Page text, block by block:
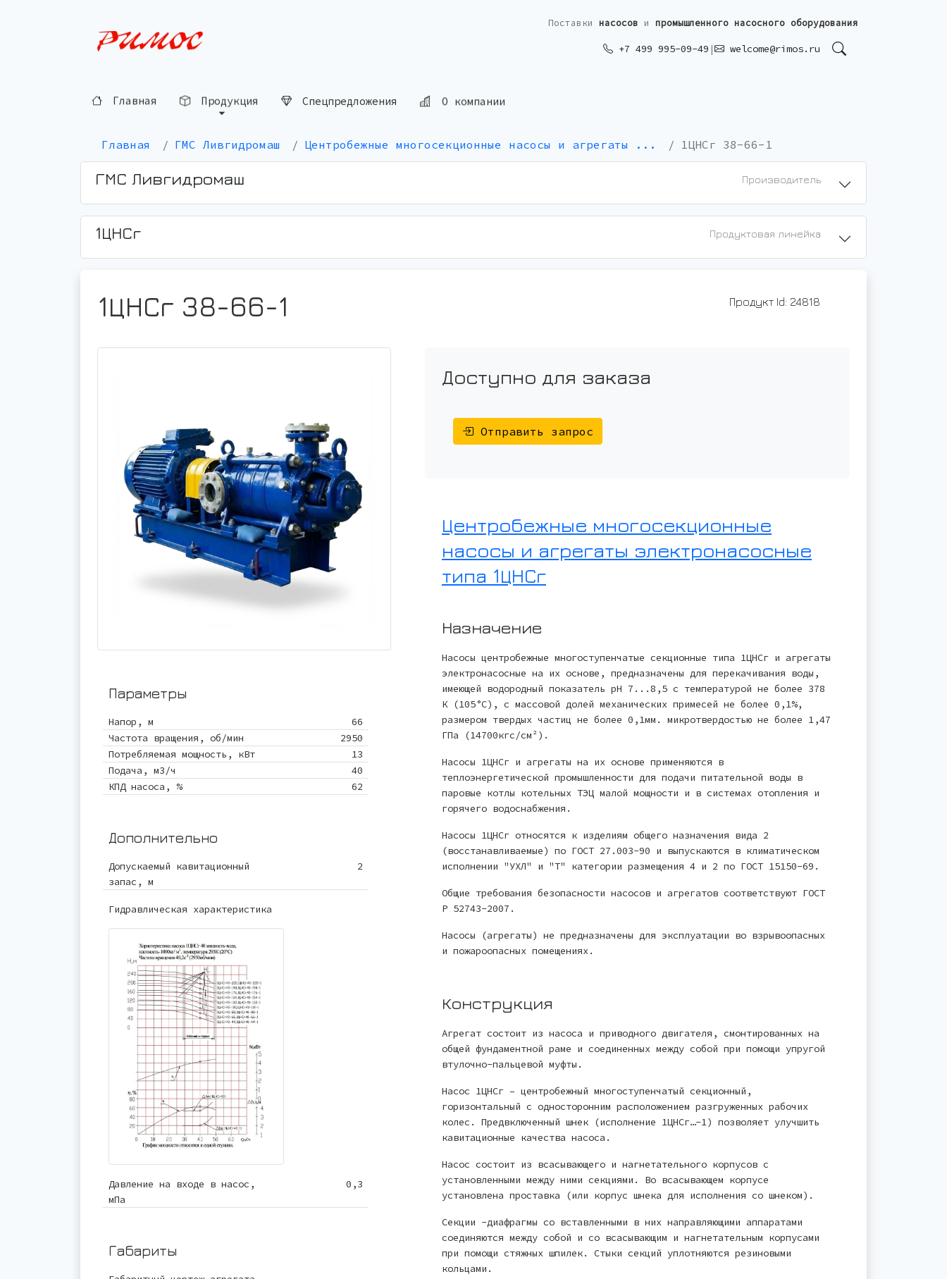
Поставки насосов и промышленного насосного оборудования
+7 499 995-09-49 | welcome@rimos.ru
Главная Продукция Спецпредложения О компании
Главная ГМС Ливгидромаш Центробежные многосекционные насосы и агрегаты ... 1ЦНСг 38-66-1
ГМС Ливгидромаш Производитель
1ЦНСг Продуктовая линейка
1ЦНСг 38-66-1 Продукт Id: 24818
Параметры
Напор, м
66
Частота вращения, об/мин
2950
Потребляемая мощность, кВт
13
Подача, м3/ч
40
КПД насоса, %
62
Дополнительно
Допускаемый кавитационный
запас, м
2
Гидравлическая характеристика
Давление на входе в насос,
мПа
0,3
Габариты
Доступно для заказа
Отправить запрос
Центробежные многосекционные
насосы и агрегаты электронасосные
типа 1ЦНСг
Назначение
Насосы центробежные многоступенчатые секционные типа 1ЦНСг и агрегаты
электронасосные на их основе, предназначены для перекачивания воды,
имеющей водородный показатель рН 7...8,5 с температурой не более 378
К (105°С), с массовой долей механических примесей не более 0,1%,
размером твердых частиц не более 0,1мм. микротвердостью не более 1,47
ГПа (14700кгс/см²).
Насосы 1ЦНСг и агрегаты на их основе применяются в
теплоэнергетической промышленности для подачи питательной воды в
паровые котлы котельных ТЭЦ малой мощности и в системах отопления и
горячего водоснабжения.
Насосы 1ЦНСг относятся к изделиям общего назначения вида 2
(восстанавливаемые) по ГОСТ 27.003-90 и выпускаются в климатическом
исполнении "УХЛ" и "Т" категории размещения 4 и 2 по ГОСТ 15150-69.
Общие требования безопасности насосов и агрегатов соответствуют ГОСТ
Р 52743-2007.
Насосы (агрегаты) не предназначены для эксплуатации во взрывоопасных
и пожароопасных помещениях.
Конструкция
Агрегат состоит из насоса и приводного двигателя, смонтированных на
общей фундаментной раме и соединенных между собой при помощи упругой
втулочно-пальцевой муфты.
Насос 1ЦНСг – центробежный многоступенчатый секционный,
горизонтальный с односторонним расположением разгруженных рабочих
колес. Предвключенный шнек (исполнение 1ЦНСг…-1) позволяет улучшить
кавитационные качества насоса.
Насос состоит из всасывающего и нагнетательного корпусов с
установленными между ними секциями. Во всасывающем корпусе
установлена проставка (или корпус шнека для исполнения со шнеком).
Секции -диафрагмы со вставленными в них направляющими аппаратами
соединяются между собой и со всасывающим и нагнетательным корпусами
при помощи стяжных шпилек. Стыки секций уплотняются резиновыми
кольцами.